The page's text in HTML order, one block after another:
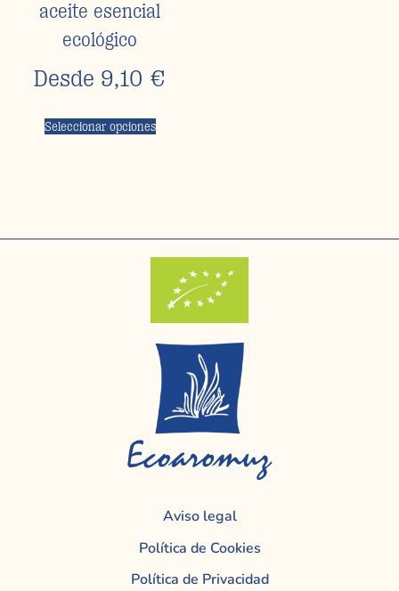
aceite esencial
ecológico
Desde 9,10 €
Seleccionar opciones
Aviso legal
Política de Cookies
Política de Privacidad